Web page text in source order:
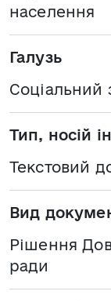
населення
Галузь
Соціальний
Тип, носій
Текстовий
Вид
Рішення
ради